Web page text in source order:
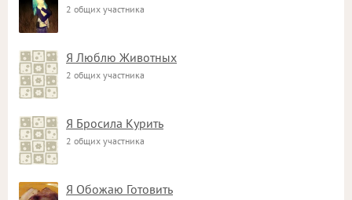
2 общих участника
Я Люблю Животных
2 общих участника
Я Бросила Курить
2 общих участника
Я Обожаю Готовить